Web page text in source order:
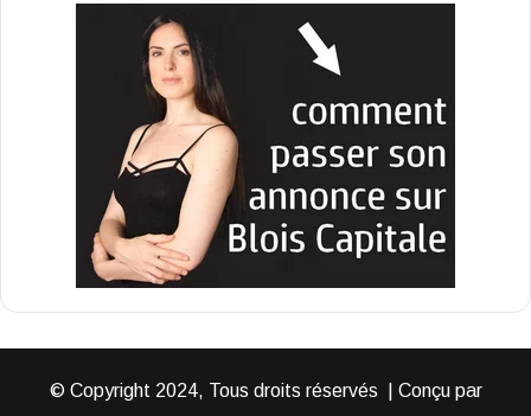
© Copyright 2024, Tous droits réservés | Conçu par